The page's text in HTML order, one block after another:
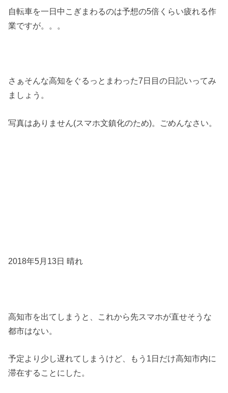
自転車を一日中こぎまわるのは予想の5倍くらい疲れる作
業ですが。。。
さぁそんな高知をぐるっとまわった7日目の日記いってみ
ましょう。
写真はありません(スマホ文鎮化のため)。ごめんなさい。
2018年5月13日 晴れ
高知市を出てしまうと、これから先スマホが直せそうな
都市はない。
予定より少し遅れてしまうけど、もう1日だけ高知市内に
滞在することにした。